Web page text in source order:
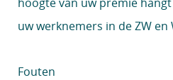
uw werknemers in de ZW en
Fouten